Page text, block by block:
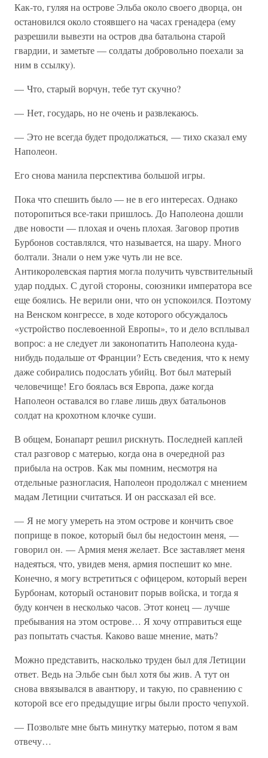
Как-то, гуляя на острове Эльба около своего дворца, он
остановился около стоявшего на часах гренадера (ему
разрешили вывезти на остров два батальона старой
гвардии, и заметьте — солдаты добровольно поехали за
ним в ссылку).
— Что, старый ворчун, тебе тут скучно?
— Нет, государь, но не очень и развлекаюсь.
— Это не всегда будет продолжаться, — тихо сказал ему
Наполеон.
Его снова манила перспектива большой игры.
Пока что спешить было — не в его интересах. Однако
поторопиться все-таки пришлось. До Наполеона дошли
две новости — плохая и очень плохая. Заговор против
Бурбонов составлялся, что называется, на шару. Много
болтали. Знали о нем уже чуть ли не все.
Антикоролевская партия могла получить чувствительный
удар поддых. С дугой стороны, союзники императора все
еще боялись. Не верили они, что он успокоился. Поэтому
на Венском конгрессе, в ходе которого обсуждалось
«устройство послевоенной Европы», то и дело всплывал
вопрос: а не следует ли законопатить Наполеона куда-
нибудь подальше от Франции? Есть сведения, что к нему
даже собирались подослать убийц. Вот был матерый
человечище! Его боялась вся Европа, даже когда
Наполеон оставался во главе лишь двух батальонов
солдат на крохотном клочке суши.
В общем, Бонапарт решил рискнуть. Последней каплей
стал разговор с матерью, когда она в очередной раз
прибыла на остров. Как мы помним, несмотря на
отдельные разногласия, Наполеон продолжал с мнением
мадам Летиции считаться. И он рассказал ей все.
— Я не могу умереть на этом острове и кончить свое
поприще в покое, который был бы недостоин меня, —
говорил он. — Армия меня желает. Все заставляет меня
надеяться, что, увидев меня, армия поспешит ко мне.
Конечно, я могу встретиться с офицером, который верен
Бурбонам, который остановит порыв войска, и тогда я
буду кончен в несколько часов. Этот конец — лучше
пребывания на этом острове… Я хочу отправиться еще
раз попытать счастья. Каково ваше мнение, мать?
Можно представить, насколько труден был для Летиции
ответ. Ведь на Эльбе сын был хотя бы жив. А тут он
снова ввязывался в авантюру, и такую, по сравнению с
которой все его предыдущие игры были просто чепухой.
— Позвольте мне быть минутку матерью, потом я вам
отвечу…